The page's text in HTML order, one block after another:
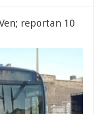
reportan 10